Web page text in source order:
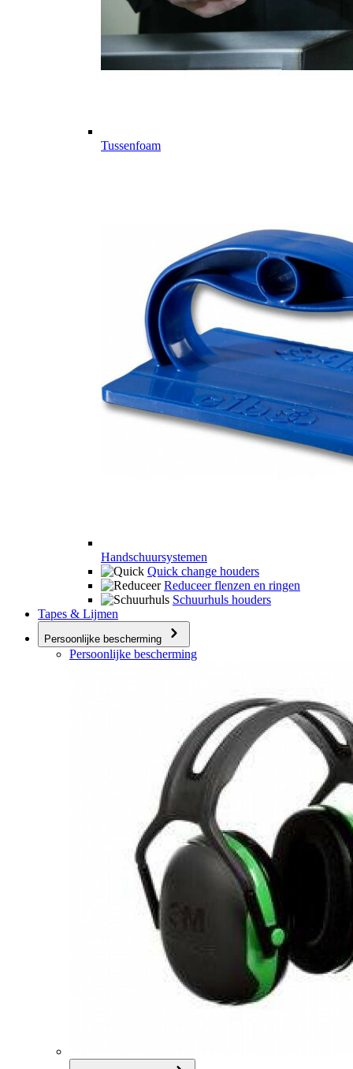
Tussenfoam
Handschuursystemen
Quick change houders
Reduceer flenzen en ringen
Schuurhuls houders
Tapes & Lijmen
Persoonlijke bescherming
Persoonlijke bescherming